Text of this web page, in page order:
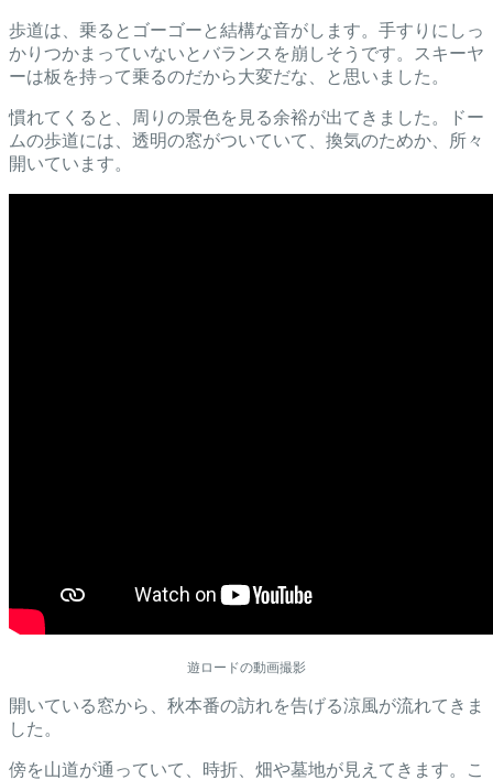
歩道は、乗るとゴーゴーと結構な音がします。手すりにしっ
かりつかまっていないとバランスを崩しそうです。スキーヤ
ーは板を持って乗るのだから大変だな、と思いました。
慣れてくると、周りの景色を見る余裕が出てきました。ドー
ムの歩道には、透明の窓がついていて、換気のためか、所々
開いています。
遊ロードの動画撮影
開いている窓から、秋本番の訪れを告げる涼風が流れてきま
した。
傍を山道が通っていて、時折、畑や墓地が見えてきます。こ